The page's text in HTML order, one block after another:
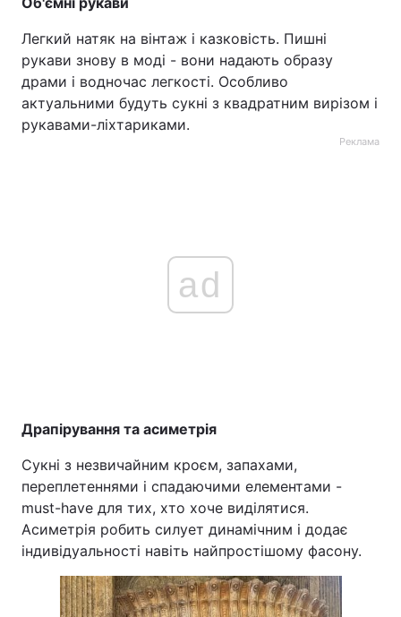
Легкий натяк на вінтаж і казковість. Пишні
рукави знову в моді - вони надають образу
драми і водночас легкості. Особливо
актуальними будуть сукні з квадратним вирізом і
рукавами-ліхтариками.
Реклама
ad
Драпірування та асиметрія
Сукні з незвичайним кроєм, запахами,
переплетеннями і спадаючими елементами -
must-have для тих, хто хоче виділятися.
Асиметрія робить силует динамічним і додає
індивідуальності навіть найпростішому фасону.